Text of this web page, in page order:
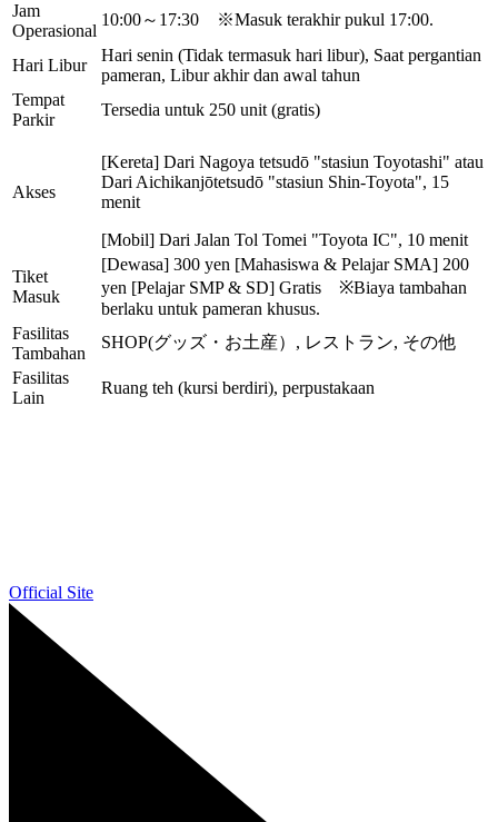
Jam
Operasional
10:00～17:30 ※Masuk terakhir pukul 17:00.
Hari Libur
Hari senin (Tidak termasuk hari libur), Saat pergantian
pameran, Libur akhir dan awal tahun
Tempat
Parkir
Tersedia untuk 250 unit (gratis)
Akses
[Kereta] Dari Nagoya tetsudō "stasiun Toyotashi" atau
Dari Aichikanjōtetsudō "stasiun Shin-Toyota", 15
menit
[Mobil] Dari Jalan Tol Tomei "Toyota IC", 10 menit
Tiket
Masuk
[Dewasa] 300 yen [Mahasiswa & Pelajar SMA] 200
yen [Pelajar SMP & SD] Gratis ※Biaya tambahan
berlaku untuk pameran khusus.
Fasilitas
Tambahan
SHOP(グッズ・お土産）, レストラン, その他
Fasilitas
Lain
Ruang teh (kursi berdiri), perpustakaan
Official Site